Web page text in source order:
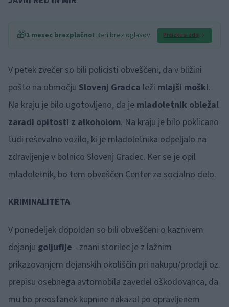
🎁1 mesec brezplačno! Beri brez oglasov Preizkusi zdaj
V petek zvečer so bili policisti obveščeni, da v bližini
pošte na območju Slovenj Gradca leži mlajši moški.
Na kraju je bilo ugotovljeno, da je mladoletnik obležal
zaradi opitosti z alkoholom. Na kraju je bilo poklicano
tudi reševalno vozilo, ki je mladoletnika odpeljalo na
zdravljenje v bolnico Slovenj Gradec. Ker se je opil
mladoletnik, bo tem obveščen Center za socialno delo.
KRIMINALITETA
V ponedeljek dopoldan so bili obveščeni o kaznivem
dejanju goljufije - znani storilec je z lažnim
prikazovanjem dejanskih okoliščin pri nakupu/prodaji oz.
prepisu osebnega avtomobila zavedel oškodovanca, da
mu bo preostanek kupnine nakazal po opravljenem